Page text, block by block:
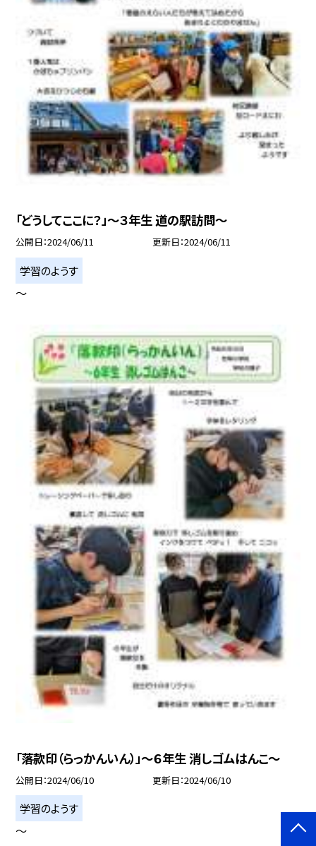
「どうしてここに？」〜３年生 道の駅訪問〜
公開日 2024/06/11 更新日 2024/06/11
学習のようす
〜
「落款印（らっかんいん）」〜６年生 消しゴムはんこ〜
公開日 2024/06/10 更新日 2024/06/10
学習のようす
〜